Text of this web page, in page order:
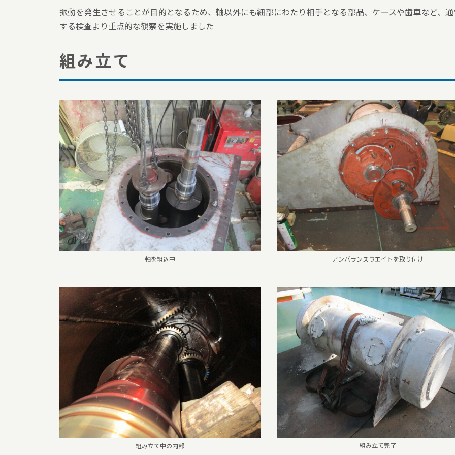
振動を発生させることが目的となるため、軸以外にも細部にわたり相手となる部品、ケースや歯車など、
する検査より重点的な観察を実施しました
組み立て
軸を組込中 アンバランスウエイトを取り付け
組み立て中の内部 組み立て完了